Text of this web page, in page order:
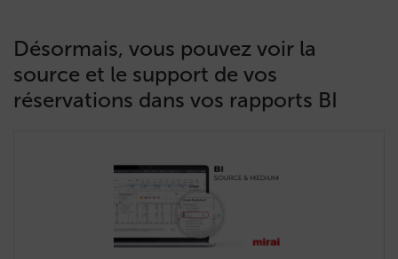
Désormais, vous pouvez voir la
source et le support de vos
réservations dans vos rapports BI